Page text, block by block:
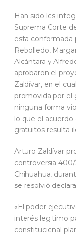
Han sido los
Suprema Corte
esta conformada
Rebolledo,
Alcántara y
aprobaron el
Zaldívar, en el
promovida por el
ninguna forma
lo que el
gratuitos resulta
Arturo Zaldívar
controversia
Chihuahua,
se resolvió
«El poder
interés legitimo
constitucional